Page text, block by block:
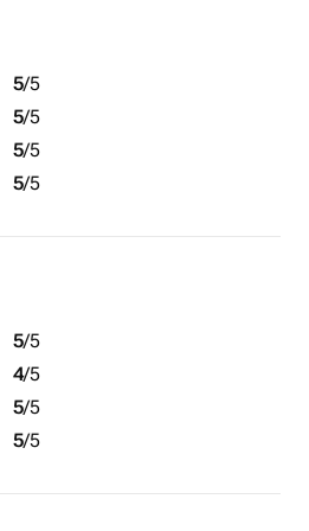
коробка с прозрачной
сердечка
5/5
5/5
5/5
5/5
5/5
4/5
5/5
5/5